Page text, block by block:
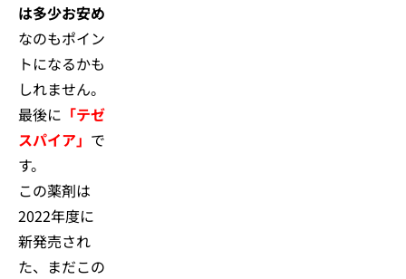
は多少お安め
なのもポイン
トになるかも
しれません。
最後に 「テゼ
スパイア」 で
す。
この薬剤は
2022年度に
新発売され
た、まだこの